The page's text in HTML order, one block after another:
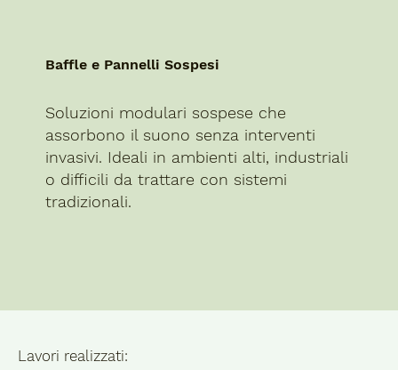
Baffle e Pannelli Sospesi
Soluzioni modulari sospese che
assorbono il suono senza interventi
invasivi. Ideali in ambienti alti, industriali
o difficili da trattare con sistemi
tradizionali.
Lavori realizzati: